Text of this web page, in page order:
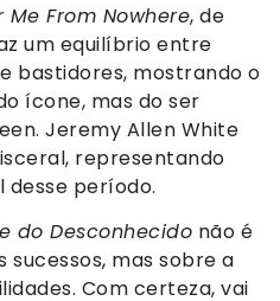
Me From Nowhere, de
um equilíbrio entre
bastidores, mostrando o
ícone, mas do ser
Jeremy Allen White
representando
período.
do Desconhecido não é
mas sobre a
Com certeza, vai